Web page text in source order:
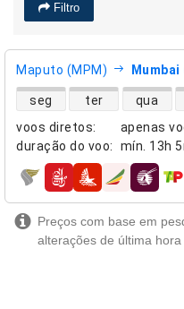
Filtro
Maputo (MPM) Mumbai
voos diretos:
apenas
duração do voo: mín. 13h
disponibilidade de voos
seg ter qua
companhias aéreas
Preços com base em
alterações de última hora